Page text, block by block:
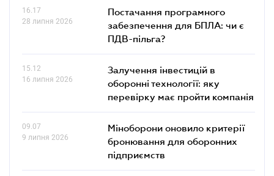
16.17
28 липня 2026
Постачання програмного
забезпечення для БПЛА: чи є
ПДВ-пільга?
15.12
16 липня 2026
Залучення інвестицій в
оборонні технології: яку
перевірку має пройти компанія
09.07
9 липня 2026
Міноборони оновило критерії
бронювання для оборонних
підприємств